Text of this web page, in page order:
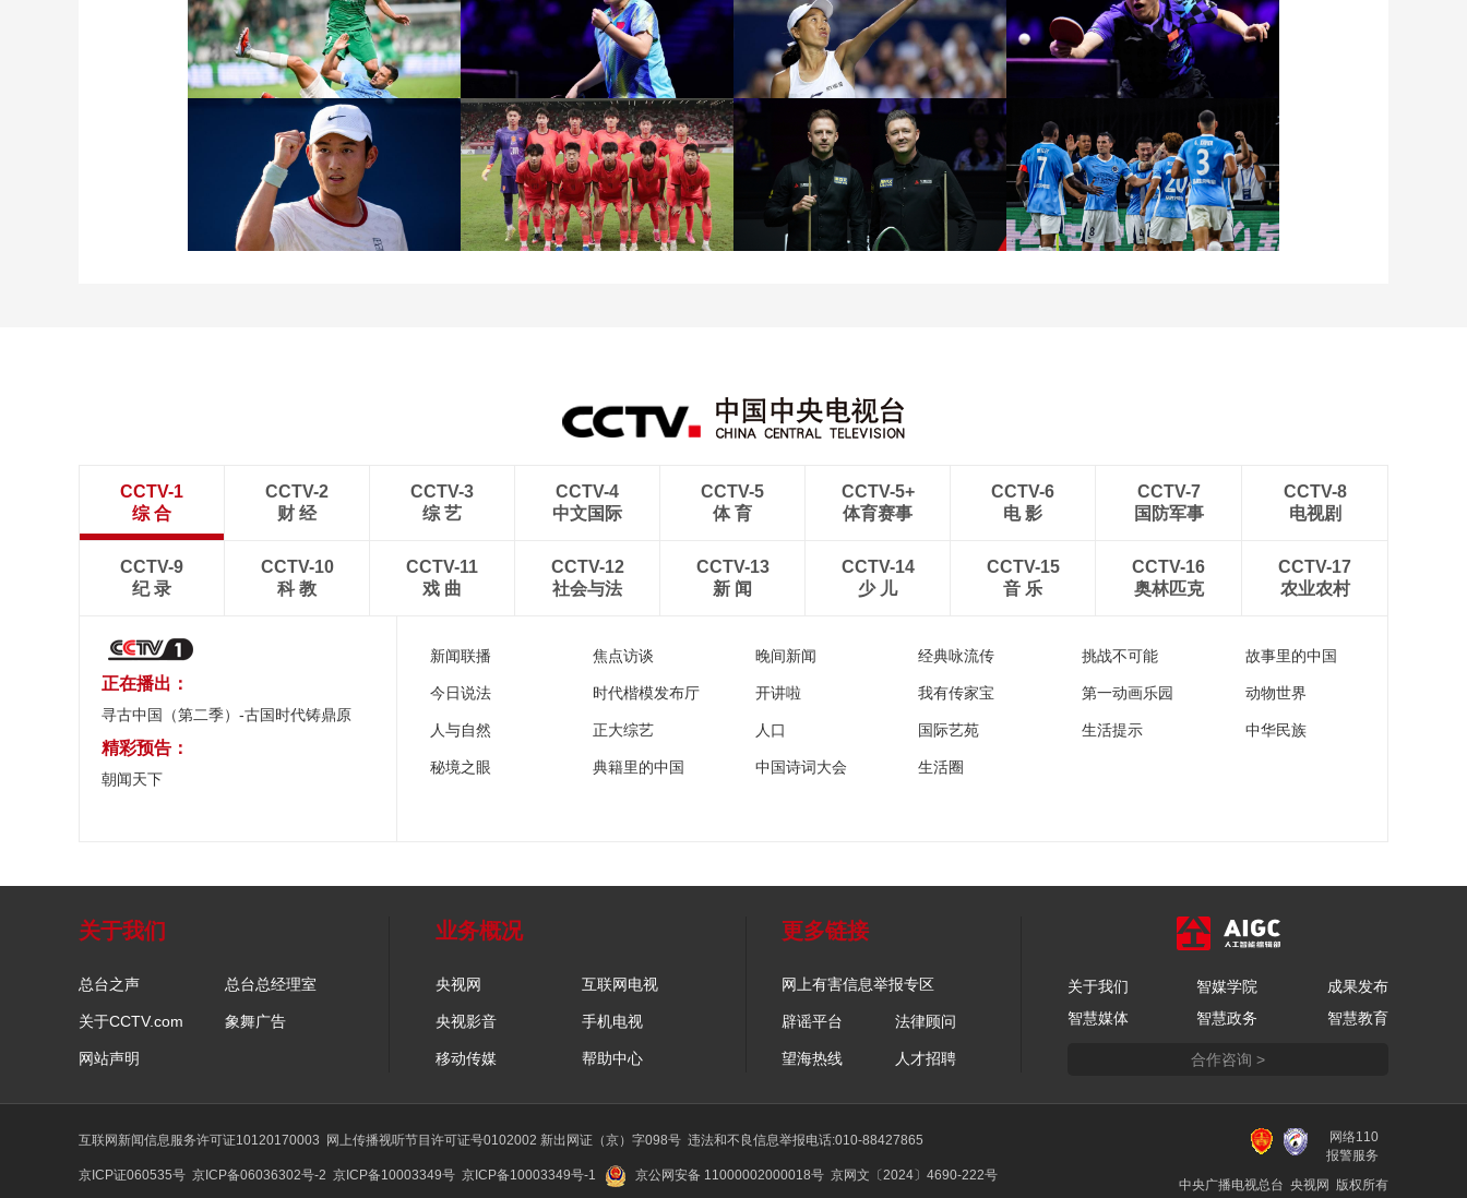
[图]张玉宁传射达万双响
北京国安4-0深圳新鹏城
[图]王艺迪3-1胜郑怡静 晋
级WTT横滨冠军赛女单8
强
[图]WTA1000多伦多站-张
帅不敌萨巴伦卡无缘16强
[图]向鹏3-1西多伦科 晋级
WTT横滨冠军赛16强
CCTV-1
综 合
CCTV-2
财 经
CCTV-3
综 艺
CCTV-4
中文国际
CCTV-5
体 育
CCTV-5+
体育赛事
CCTV-6
电 影
CCTV-7
国防军事
CCTV-8
电视剧
CCTV-9
纪 录
CCTV-10
科 教
CCTV-11
戏 曲
CCTV-12
社会与法
CCTV-13
新 闻
CCTV-14
少 儿
CCTV-15
音 乐
CCTV-16
奥林匹克
CCTV-17
农业农村
正在播出：
寻古中国（第二季）-古国时代铸鼎原
精彩预告：
朝闻天下
新闻联播 焦点访谈 晚间新闻 经典咏流传 挑战不可能 故事里的中国
今日说法 时代楷模发布厅 开讲啦 我有传家宝 第一动画乐园 动物世界
人与自然 正大综艺 人口 国际艺苑 生活提示 中华民族
秘境之眼 典籍里的中国 中国诗词大会 生活圈
关于我们
总台之声 总台总经理室
关于CCTV.com 象舞广告
网站声明
业务概况
央视网 互联网电视
央视影音 手机电视
移动传媒 帮助中心
更多链接
网上有害信息举报专区
辟谣平台 法律顾问
望海热线 人才招聘
关于我们 智媒学院
成果发布
智慧媒体
智慧政务 智慧教育
合作咨询 >
互联网新闻信息服务许可证10120170003 网上传播视听节目许可证号0102002 新出网证（京）字098号 违法和不良信息举报电话:010-88427865
京ICP证060535号 京ICP备06036302号-2 京ICP备10003349号 京ICP备10003349号-1 京公网安备 11000002000018号 京网文〔2024〕4690-222号
网络110
报警服务
中央广播电视总台 央视网 版权所有